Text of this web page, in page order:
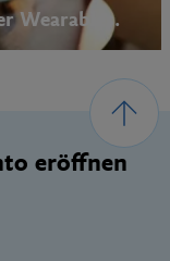
Wearables.
eröffnen